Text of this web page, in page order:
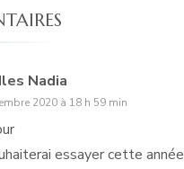
Nadia
2020 à 18 h 59 min
essayer cette